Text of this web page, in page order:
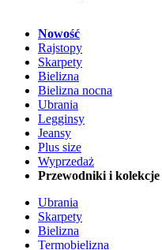
Nowość
Rajstopy
Skarpety
Bielizna
Bielizna nocna
Ubrania
Legginsy
Jeansy
Plus size
Wyprzedaż
Przewodniki i kolekcje
Ubrania
Skarpety
Bielizna
Termobielizna